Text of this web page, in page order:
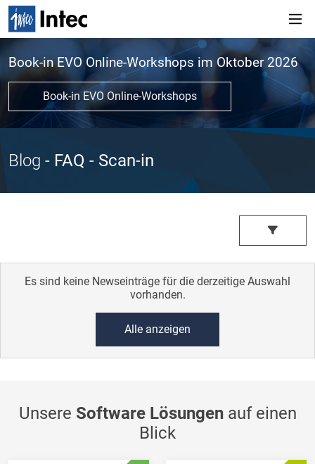
Book-in EVO Online-Workshops im Oktober 2026
Book-in EVO Online-Workshops
Blog - FAQ - Scan-in
Es sind keine Newseinträge für die derzeitige Auswahl
vorhanden.
Alle anzeigen
Unsere Software Lösungenauf einen
Blick